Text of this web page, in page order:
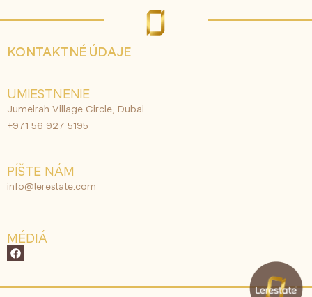
KONTAKTNÉ ÚDAJE
UMIESTNENIE
Jumeirah Village Circle, Dubai
+971 56 927 5195
PÍŠTE NÁM
info@lerestate.com
MÉDIÁ